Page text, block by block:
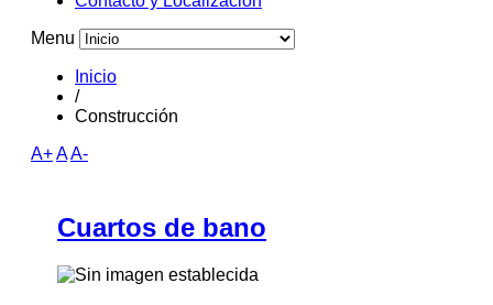
Menu
Inicio
/
Construcción
A+AA-
Cuartos de bano